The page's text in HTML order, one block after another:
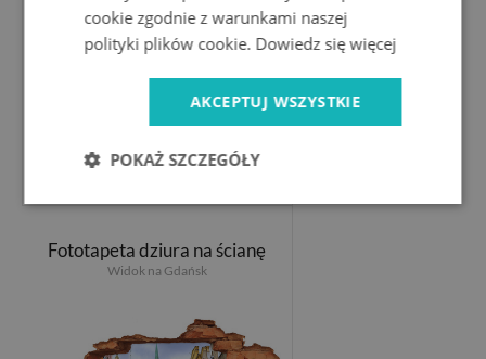
99.99 PLN
Fototapeta dziura na ścianę
Widok na Gdańsk
cookie zgodnie z warunkami naszej
polityki plików cookie. Dowiedz się więcej
AKCEPTUJ WSZYSTKIE
POKAŻ SZCZEGÓŁY